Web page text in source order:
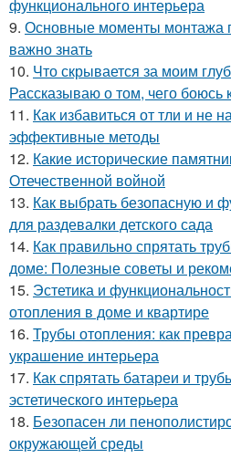
функционального интерьера
9. Основные моменты монтажа
важно знать
10. Что скрывается за моим
Рассказываю о том, чего боюсь
11. Как избавиться от тли и не
эффективные методы
12. Какие исторические
Отечественной войной
13. Как выбрать безопасную и
для раздевалки детского сада
14. Как правильно спрятать
доме: Полезные советы и
15. Эстетика и
отопления в доме и квартире
16. Трубы отопления: как
украшение интерьера
17. Как спрятать батареи и
эстетического интерьера
18. Безопасен ли
окружающей среды